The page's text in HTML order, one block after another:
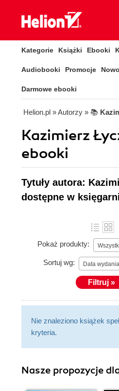
Kategorie Książki Ebooki
Audiobooki Promocje
Darmowe ebooki
Helion.pl » Autorzy » 📚
Kazimierz
ebooki
Tytuły autora:
dostępne w
Pokaż produkty:
Sortuj wg: Data wydania
Filtruj »
Nie znaleziono książek
kryteria.
Nasze propozycje